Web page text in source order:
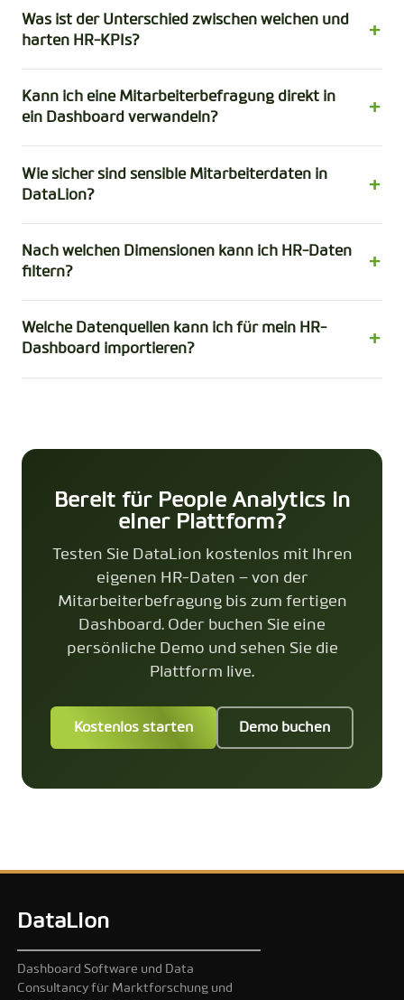
Was ist der Unterschied zwischen weichen und
harten HR-KPIs?
Kann ich eine Mitarbeiterbefragung direkt in
ein Dashboard verwandeln?
Wie sicher sind sensible Mitarbeiterdaten in
DataLion?
Nach welchen Dimensionen kann ich HR-Daten
filtern?
Welche Datenquellen kann ich für mein HR-
Dashboard importieren?
Bereit für People Analytics in
einer Plattform?
Testen Sie DataLion kostenlos mit Ihren
eigenen HR-Daten – von der
Mitarbeiterbefragung bis zum fertigen
Dashboard. Oder buchen Sie eine
persönliche Demo und sehen Sie die
Plattform live.
Kostenlos starten Demo buchen
DataLion
Dashboard Software und Data
Consultancy für Marktforschung und